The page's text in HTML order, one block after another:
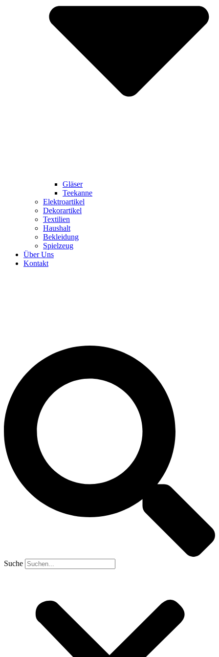
Gläser
Teekanne
Elektroartikel
Dekorartikel
Textilien
Haushalt
Bekleidung
Spielzeug
Über Uns
Kontakt
Suche